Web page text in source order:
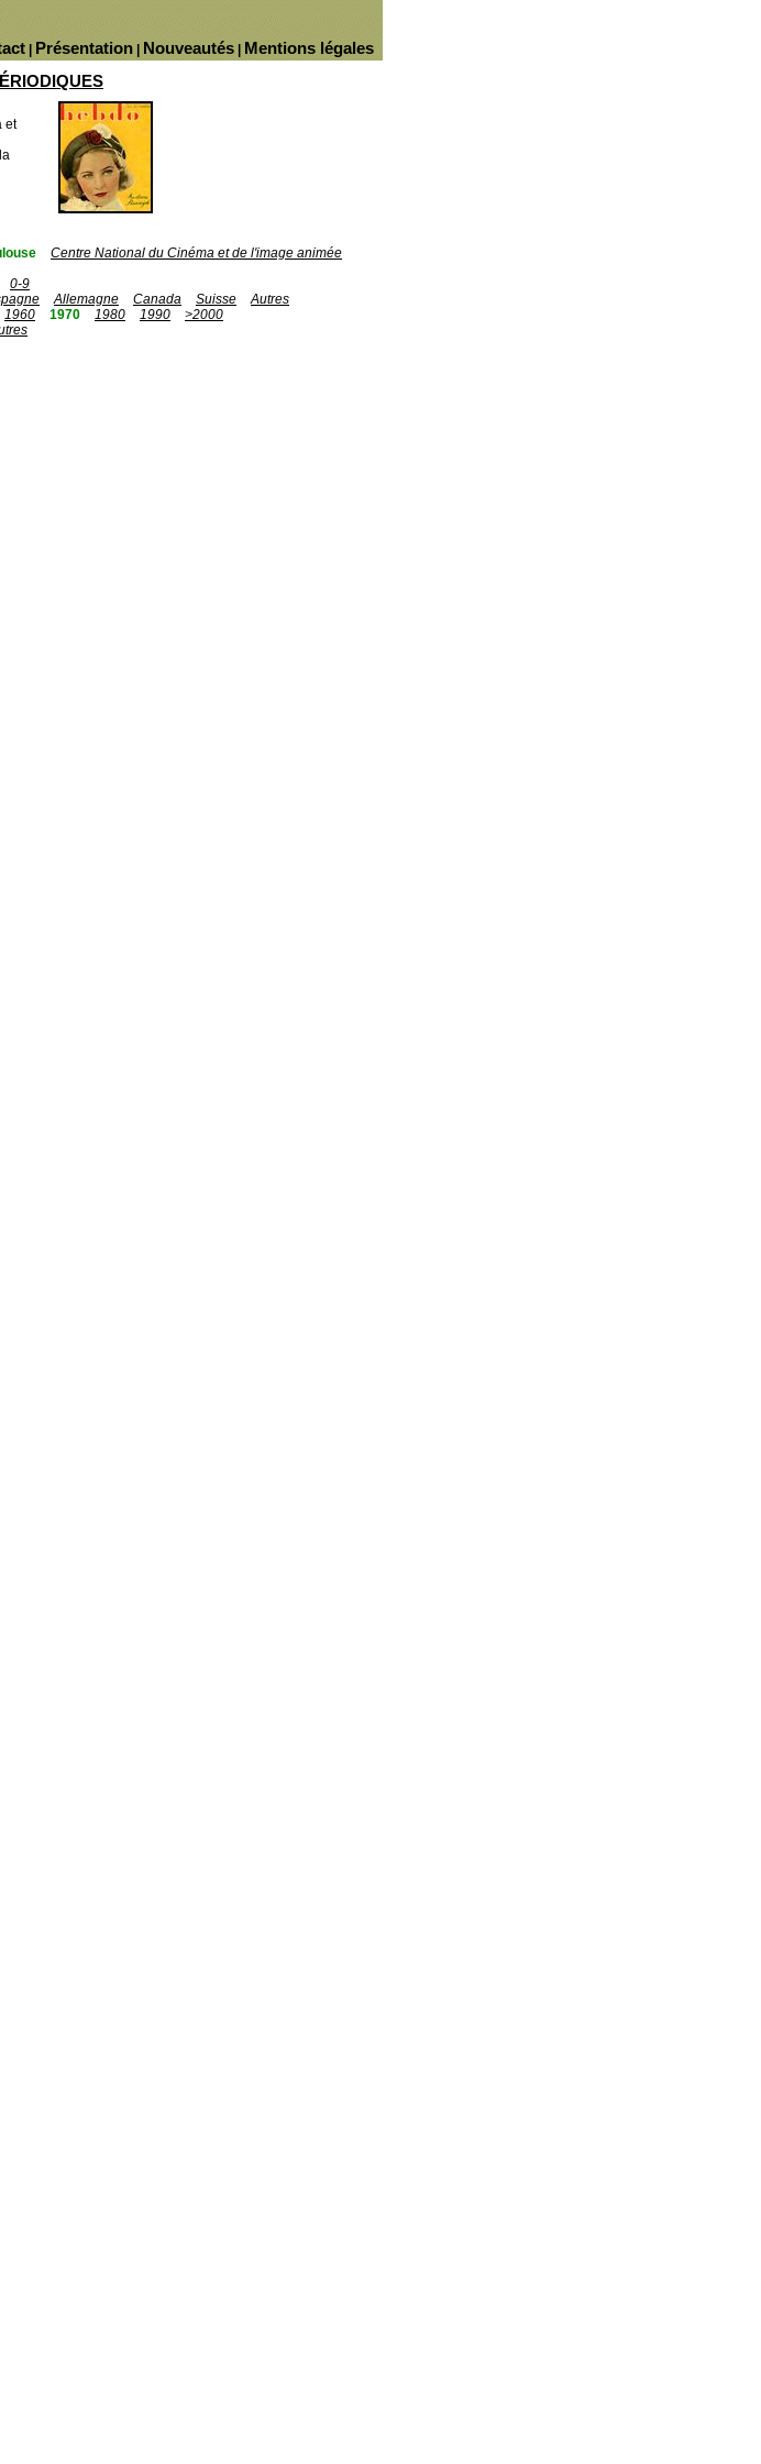
Mentions légales
Nouveautés
Présentation
et
Centre National du Cinéma et de l'image animée
0-9
Allemagne Canada Suisse
Autres
1960 1970 1980 1990
>2000